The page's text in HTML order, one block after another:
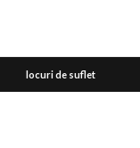
locuri de suflet